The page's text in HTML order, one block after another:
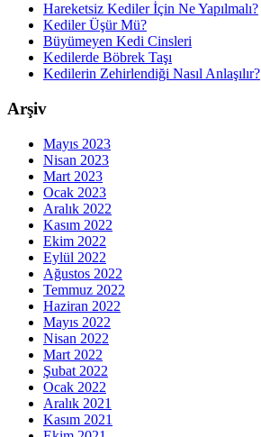
Hareketsiz Kediler İçin Ne Yapılmalı?
Kediler Üşür Mü?
Büyümeyen Kedi Cinsleri
Kedilerde Böbrek Taşı
Kedilerin Zehirlendiği Nasıl Anlaşılır?
Arşiv
Mayıs 2023
Nisan 2023
Mart 2023
Ocak 2023
Aralık 2022
Kasım 2022
Ekim 2022
Eylül 2022
Ağustos 2022
Temmuz 2022
Haziran 2022
Mayıs 2022
Nisan 2022
Mart 2022
Şubat 2022
Ocak 2022
Aralık 2021
Kasım 2021